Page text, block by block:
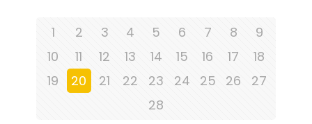
1 2 3 4 5 6 7 8
9
10
11 12 13 14 15 16 17
18
19
20 21 22 23 24 25 26
27
28